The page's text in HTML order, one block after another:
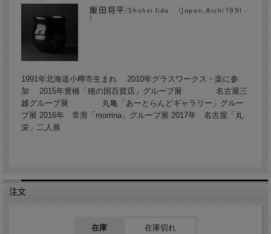
飯田将平/Shohei Iida (Japan,Aichi 1991 -
)
1991年北海道小樽市生まれ 2010年グラスワークス・楽に参
加 2015年豊橋「穂の国百貨店」グループ展 名古屋三
越グループ展 丸亀「あーとらんどギャラリー」グルー
プ展 2016年 常滑「morrina」グループ展 2017年 名古屋「丸
栄」二人展
注文
在庫 在庫切れ